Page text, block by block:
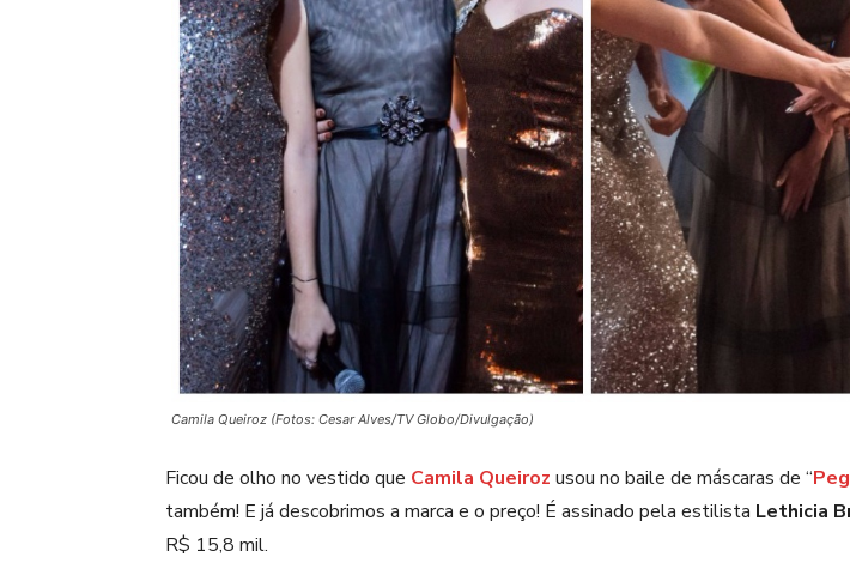
Camila Queiroz (Fotos: Cesar Alves/TV Globo/Divulgação)
Ficou de olho no vestido que Camila Queiroz usou no baile de máscaras de “
também! E já descobrimos a marca e o preço! É assinado pela estilista Lethicia
R$ 15,8 mil.